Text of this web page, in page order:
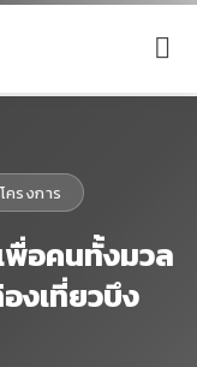
ครงการ
พื่อคนทั้งมวล
งเที่ยวบึง